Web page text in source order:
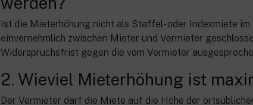
Ist die Mieterhöhung nicht als Staffel- oder Indexmiete
einvernehmlich zwischen Mieter und Vermieter
Widerspruchsfrist gegen die vom Vermieter
2. Wieviel Mieterhöhung ist
Der Vermieter darf die Miete auf die Höhe der